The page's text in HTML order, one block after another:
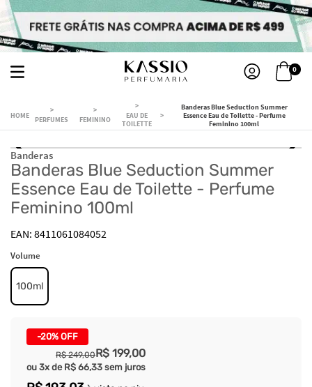
0
PERFUMES FEMININO
EAU DE
TOILETTE
Banderas Blue Seduction Summer
Essence Eau de Toilette - Perfume
Feminino 100ml
Banderas
Banderas Blue Seduction Summer
Essence Eau de Toilette - Perfume
Feminino 100ml
8411061084052
Volume
100ml
-20% OFF
R$ 199,00
R$ 249,00
ou 3x de R$ 66,33 sem juros